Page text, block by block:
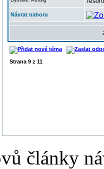
Návrat nahoru
Strana 9 z 11
články